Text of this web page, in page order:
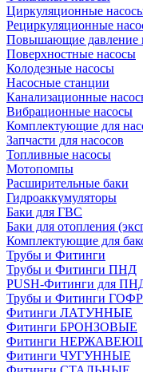
Циркуляционные
Рециркуляционные
Повышающие давление
Поверхностные насосы
Колодезные насосы
Насосные станции
Канализационные
Вибрационные насосы
Комплектующие для
Запчасти для насосов
Топливные насосы
Мотопомпы
Расширительные баки
Гидроаккумуляторы
Баки для ГВС
Баки для отопления
Комплектующие для
Трубы и Фитинги
Трубы и Фитинги ПНД
PUSH-Фитинги для
Трубы и Фитинги
Фитинги ЛАТУННЫЕ
Фитинги БРОНЗОВЫЕ
Фитинги
Фитинги ЧУГУННЫЕ